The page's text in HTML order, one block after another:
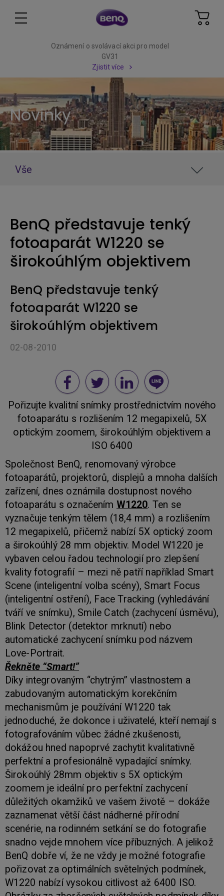
Oznámení o svolávací akci pro model
GV31
Zjistit více
Novinky
Vše
BenQ představuje tenký
fotoaparát W1220 se
širokoúhlým objektivem
BenQ představuje tenký
fotoaparát W1220 se
širokoúhlým objektivem
02-08-2010
Pořizujte kvalitní snímky prostřednictvím nového
fotoaparátu s rozlišením 12 megapixelů, 5X
optickým zoomem, širokoúhlým objektivem a
ISO 6400
Společnost BenQ, renomovaný výrobce
fotoaparátů, projektorů, displejů a mnoha dalších
zařízení, dnes oznámila dostupnost nového
fotoaparátu s označením W1220. Ten se
vyznačuje tenkým tělem (18,4 mm) a rozlišením
12 megapixelů, přičemž nabízí 5X optický zoom
a širokoúhlý 28 mm objektiv. Model W1220 je
vybaven celou řadou technologií pro zlepšení
kvality fotografií – mezi ně patří například Smart
Scene (inteligentní volba scény), Smart Focus
(inteligentní ostření), Face Tracking (vyhledávání
tváří ve snímku), Smile Catch (zachycení úsměvu),
Blink Detector (detektor mrknutí) nebo
automatické zachycení snímku pod názvem
Love-Portrait.
Řekněte “Smart!”
Díky integrovaným “chytrým” vlastnostem a
zabudovaným automatickým korekčním
mechanismům je používání W1220 tak
jednoduché, že dokonce i uživatelé, kteří nemají s
fotografováním vůbec žádné zkušenosti,
dokážou hned napoprvé zachytit kvalitativně
perfektní a profesionálně vypadající snímky.
Širokoúhlý 28mm objektiv s 5X optickým
zoomem je ideální pro perfektní zachycení
důležitých okamžiků ve vašem životě – dokáže
zaznamenat větší část nádherné přírodní
scenérie, na rodinném setkání se do fotografie
snadno vejde mnohem více příbuzných. A jelikož
BenQ dobře ví, že ne vždy je možné fotografie
pořizovat za optimálních světelných podmínek,
W1220 nabízí vysokou citlivost až 6400 ISO.